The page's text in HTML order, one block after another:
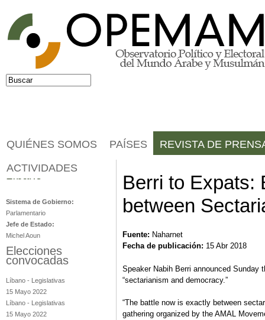
Jump to navigation
Formulario de búsqueda
Buscar
Berri to Expats:
between
Fuente: Naharnet
Fecha de publicación: 15 Abr 2018
Speaker Nabih Berri announced
“sectarianism and democracy.”
“The battle now is exactly between
gathering organized by the AMAL
QUIÉNES SOMOS PAÍSES REVISTA DE
ACTIVIDADES
Líbano
Sistema de Gobierno:
Parlamentario
Jefe de Estado:
Michel Aoun
Elecciones
convocadas
Líbano - Legislativas
15 Mayo 2022
Líbano - Legislativas
15 Mayo 2022